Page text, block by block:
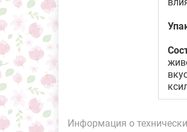
Информация о